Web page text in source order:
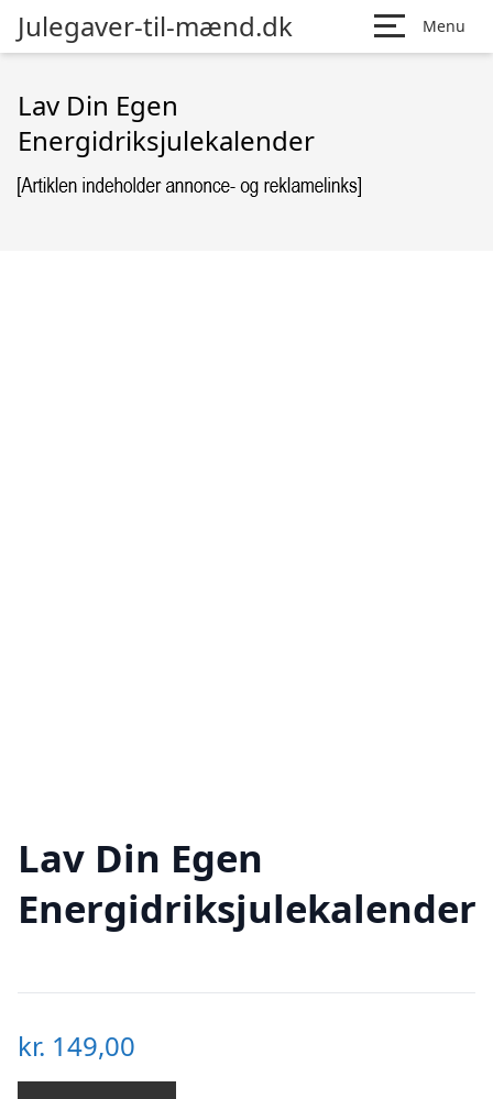
Julegaver-til-mænd.dk Menu
Lav Din Egen
Energidriksjulekalender
Lav Din Egen
Energidriksjulekalender
kr. 149,00